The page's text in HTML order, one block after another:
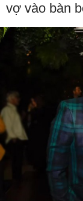
vợ vào bàn